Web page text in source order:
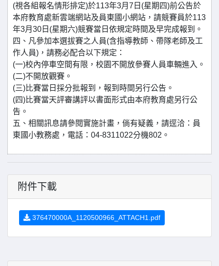
(視各組報名情形排定)於113年3月7日(星期四)前公告於
本府教育處新雲端網站及員東國小網站，請競賽員於113
年3月30日(星期六)競賽當日依規定時間及早完成報到。
四、凡參加本選拔賽之人員(含指導教師、帶隊老師及工
作人員)，請務必配合以下規定：
(一)校內停車空間有限，校園不開放參賽人員車輛進入。
(二)不開放觀賽。
(三)比賽當日採分批報到，報到時間另行公告。
(四)比賽當天評審講評以書面形式由本府教育處另行公
告。
五、相關訊息請參閱實施計畫，倘有疑義，請逕洽：員
東國小教務處，電話：04-8311022分機802。
附件下載
376470000A_1120500966_ATTACH1.pdf